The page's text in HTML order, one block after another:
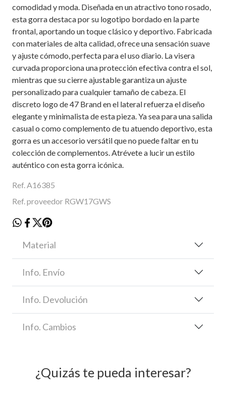
comodidad y moda. Diseñada en un atractivo tono rosado,
esta gorra destaca por su logotipo bordado en la parte
frontal, aportando un toque clásico y deportivo. Fabricada
con materiales de alta calidad, ofrece una sensación suave
y ajuste cómodo, perfecta para el uso diario. La visera
curvada proporciona una protección efectiva contra el sol,
mientras que su cierre ajustable garantiza un ajuste
personalizado para cualquier tamaño de cabeza. El
discreto logo de 47 Brand en el lateral refuerza el diseño
elegante y minimalista de esta pieza. Ya sea para una salida
casual o como complemento de tu atuendo deportivo, esta
gorra es un accesorio versátil que no puede faltar en tu
colección de complementos. Atrévete a lucir un estilo
auténtico con esta gorra icónica.
Ref. A16385
Ref. proveedor RGW17GWS
Material
Info. Envío
Info. Devolución
Info. Cambios
¿Quizás te pueda interesar?